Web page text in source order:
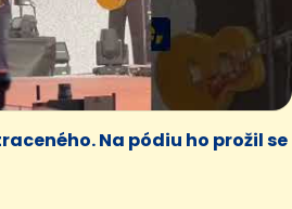
Na pódiu ho prožil se